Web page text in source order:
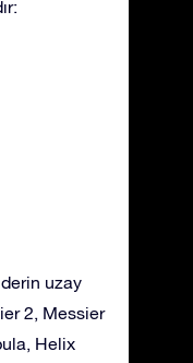
uzay
2, Messier
Helix